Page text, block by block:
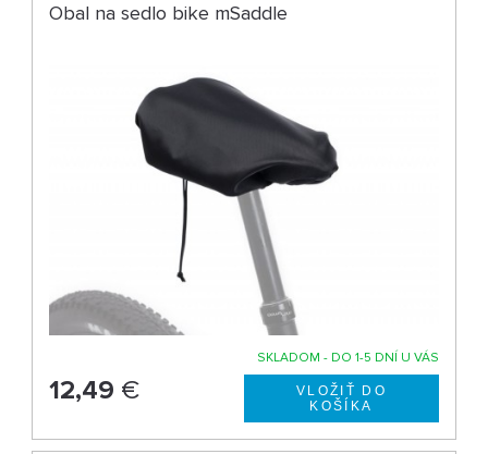
Obal na sedlo bike mSaddle
SKLADOM - DO 1-5 DNÍ U VÁS
12,49 €